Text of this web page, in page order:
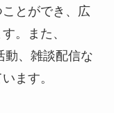
とができ、広
。また、
動、雑談配信な
ます。